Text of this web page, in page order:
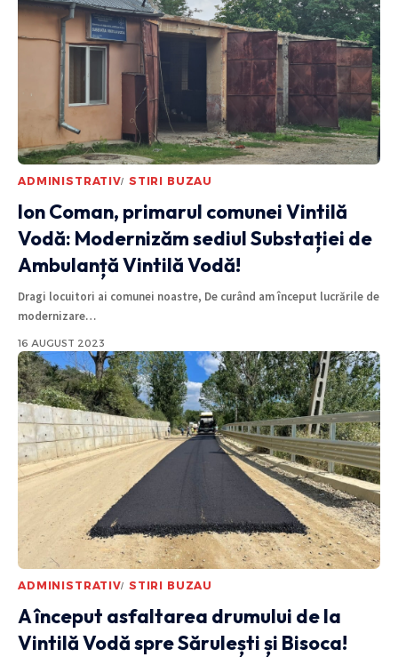
ADMINISTRATIV STIRI BUZAU
Ion Coman, primarul comunei Vintilă
Vodă: Modernizăm sediul Substației de
Ambulanță Vintilă Vodă!
Dragi locuitori ai comunei noastre, De curând am început lucrările de
modernizare…
16 AUGUST 2023
ADMINISTRATIV STIRI BUZAU
A început asfaltarea drumului de la
Vintilă Vodă spre Sărulești și Bisoca!